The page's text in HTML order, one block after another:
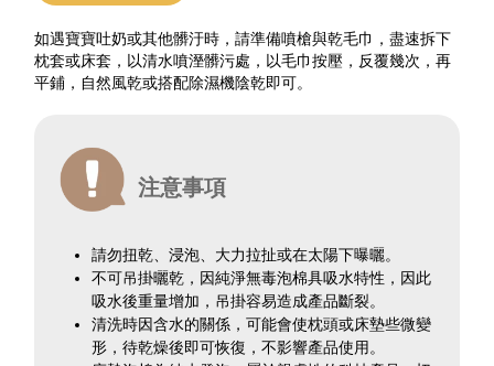
如遇寶寶吐奶或其他髒汙時，請準備噴槍與乾毛巾，盡速拆下
枕套或床套，以清水噴溼髒污處，以毛巾按壓，反覆幾次，再
平鋪，自然風乾或搭配除濕機陰乾即可。
注意事項
請勿扭乾、浸泡、大力拉扯或在太陽下曝曬。
不可吊掛曬乾，因純淨無毒泡棉具吸水特性，因此
吸水後重量增加，吊掛容易造成產品斷裂。
清洗時因含水的關係，可能會使枕頭或床墊些微變
形，待乾燥後即可恢復，不影響產品使用。